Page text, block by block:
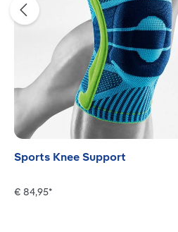
Sports Knee Support
€ 84,95*